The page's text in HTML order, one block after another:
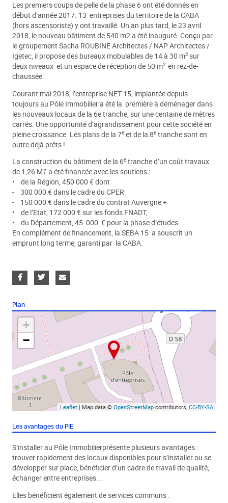
Les premiers coups de pelle de la phase 6 ont été donnés en
début d’année 2017. 13 entreprises du territoire de la CABA
(hors ascensoriste) y ont travaillé. Un an plus tard, le 23 avril
2018, le nouveau bâtiment de 540 m2 a été inauguré. Conçu par
le groupement Sacha ROUBINE Architectes / NAP Architectes /
Igetec, il propose des bureaux mobulables de 14 à 30 m2sur
deux niveaux et un espace de réception de 50 m2 en rez-de-
chaussée.
Courant mai 2018, l’entreprise NET 15, implantée depuis
toujours au Pôle Immobilier a été la première à déménager dans
les nouveaux locaux de la 6e tranche, sur une centaine de mètres
carrés. Une opportunité d’agrandissement pour cette société en
pleine croissance. Les plans de la 7e et de la 8e tranche sont en
outre déjà prêts !
La construction du bâtiment de la 6e tranche d’un coût travaux
de 1,26 M€ a été financée avec les soutiens :
• de la Région, 450 000 € dont
- 300 000 € dans le cadre du CPER
- 150 000 € dans le cadre du contrat Auvergne +
• de l’Etat, 172 000 € sur les fonds FNADT,
• du Département, 45 000 € pour la phase d’études.
En complément de financement, la SEBA 15 a souscrit un
emprunt long terme, garanti par la CABA.
Plan
+
−
Leaflet| Map data © OpenStreetMapcontributors, CC-BY-SA
Les avantages du PIE
S’installer au Pôle Immobilierprésente plusieurs avantages :
trouver rapidement des locaux disponibles pour s’installer ou se
développer sur place, bénéficier d’un cadre de travail de qualité,
échanger entre entreprises...
Elles bénéficient également de services communs :